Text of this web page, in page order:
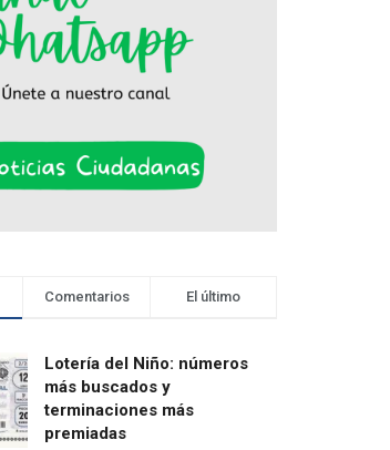
Comentarios El último
Lotería del Niño: números
más buscados y
terminaciones más
premiadas